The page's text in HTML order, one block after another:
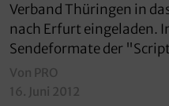
Verband Thüringen in
nach Erfurt eingeladen.
Sendeformate der
Von PRO
16. Juni 2012